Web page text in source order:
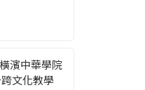
濱中華學院
文化教學